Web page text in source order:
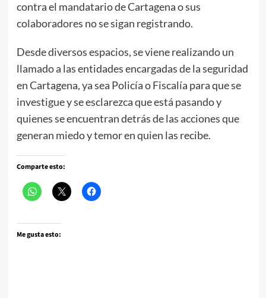
contra el mandatario de Cartagena o sus
colaboradores no se sigan registrando.
Desde diversos espacios, se viene realizando un
llamado a las entidades encargadas de la seguridad
en Cartagena, ya sea Policía o Fiscalía para que se
investigue y se esclarezca que está pasando y
quienes se encuentran detrás de las acciones que
generan miedo y temor en quien las recibe.
Comparte esto:
Me gusta esto: